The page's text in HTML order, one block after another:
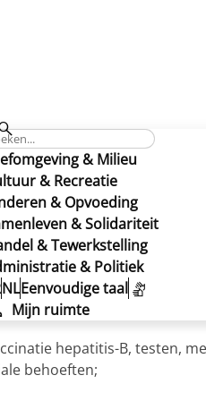
& Milieu
& Recreatie
& Opvoeding
& Solidariteit
& Tewerkstelling
& Politiek
NLEenvoudige taal
Mijn ruimte
&
Cultuur &
Recreatie
de klanten en de
hepatitis-B, testen,
behoeften;